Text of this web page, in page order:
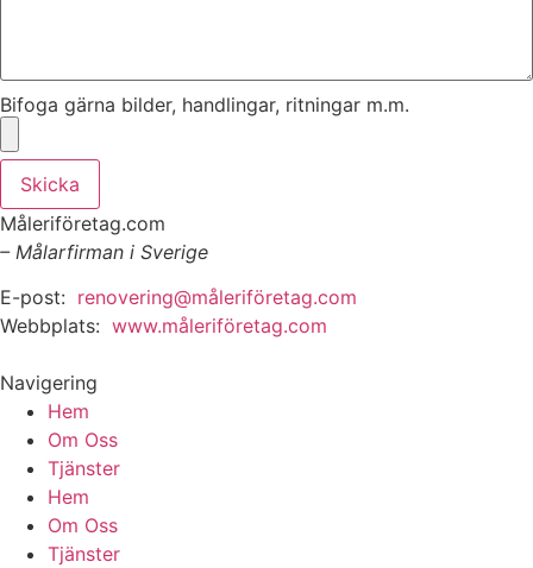
Bifoga gärna bilder, handlingar, ritningar m.m.
Skicka
Måleriföretag.com
– Målarfirman i Sverige
E-post: renovering@måleriföretag.com
Webbplats: www.måleriföretag.com
Navigering
Hem
Om Oss
Tjänster
Hem
Om Oss
Tjänster